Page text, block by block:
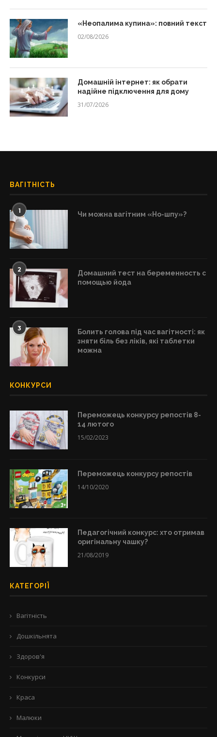
«Неопалима купина»: повний текст
02/08/2026
Домашній інтернет: як обрати
надійне підключення для дому
31/07/2026
ВАГІТНІСТЬ
1 Чи можна вагітним «Но-шпу»?
2
Домашний тест на беременность с
помощью йода
3
Болить голова під час вагітності: як
зняти біль без ліків, які таблетки
можна
КОНКУРСИ
Переможець конкурсу репостів 8-
14 лютого
15/02/2023
Переможець конкурсу репостів
14/10/2020
Педагогічний конкурс: хто отримав
оригінальну чашку?
21/08/2019
КАТЕГОРІЇ
Вагітність
Дошкільнята
Здоров'я
Конкурси
Краса
Малюки